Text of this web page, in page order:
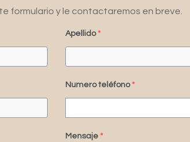
formulario y le contactaremos en breve.
Apellido *
Numero teléfono *
Mensaje *